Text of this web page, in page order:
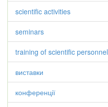
scientific activities
seminars
training of scientific personnel
виставки
конференції